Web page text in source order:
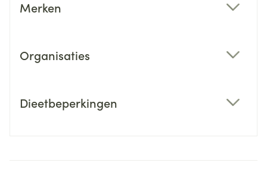
Merken
Organisaties
Dieetbeperkingen